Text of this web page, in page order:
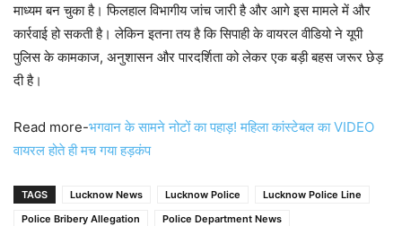
माध्यम बन चुका है। फिलहाल विभागीय जांच जारी है और आगे इस मामले में और
कार्रवाई हो सकती है। लेकिन इतना तय है कि सिपाही के वायरल वीडियो ने यूपी
पुलिस के कामकाज, अनुशासन और पारदर्शिता को लेकर एक बड़ी बहस जरूर छेड़
दी है।
Read more-भगवान के सामने नोटों का पहाड़! महिला कांस्टेबल का VIDEO
वायरल होते ही मच गया हड़कंप
TAGS Lucknow News Lucknow Police
Lucknow Police Line
Police Bribery Allegation
Police Department News